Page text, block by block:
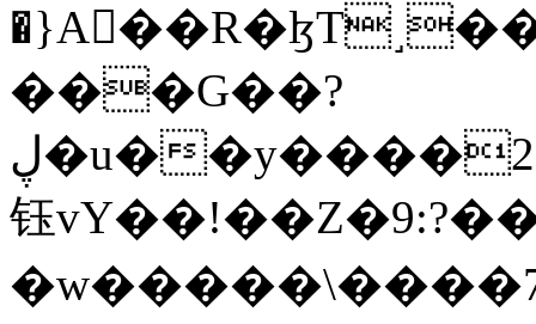
���G��?
ڸ�u��y����2o�Gc���t!W���k+(���
钰vY��!��Z�9:?�
�w��